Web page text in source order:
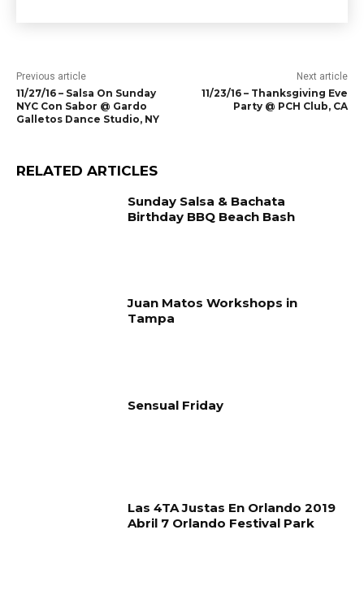
Previous article
11/27/16 – Salsa On Sunday
NYC Con Sabor @ Gardo
Galletos Dance Studio, NY
Next article
11/23/16 – Thanksgiving Eve
Party @ PCH Club, CA
RELATED ARTICLES
Sunday Salsa & Bachata
Birthday BBQ Beach Bash
Juan Matos Workshops in
Tampa
Sensual Friday
Las 4TA Justas En Orlando 2019
Abril 7 Orlando Festival Park